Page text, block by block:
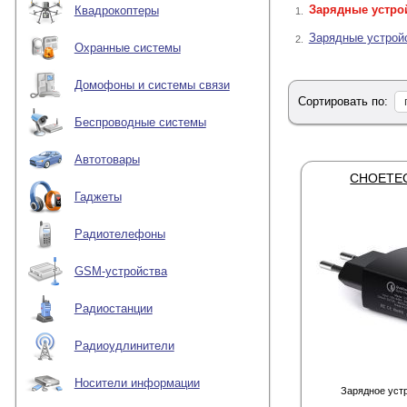
Квадрокоптеры
Охранные системы
Домофоны и системы связи
Беспроводные системы
Автотовары
Гаджеты
Радиотелефоны
GSM-устройства
Радиостанции
Радиоудлинители
Носители информации
Ключевое
требуют
технологию
помощником в любом
Наши usb хаб
хаб, которые
устройство и
системой
Почему стоит
способы оплаты. На
совместимости с
условия. Закажите
цифровую жизнь
1. Зарядные
2. Зарядные
Сортировать по:
Зарядное